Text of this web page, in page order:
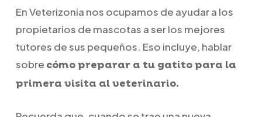
En Veterizonia nos ocupamos de ayudar a los
propietarios de mascotas a ser los mejores
tutores de sus pequeños. Eso incluye, hablar
sobre cómo preparar a tu gatito para la
primera visita al veterinario.